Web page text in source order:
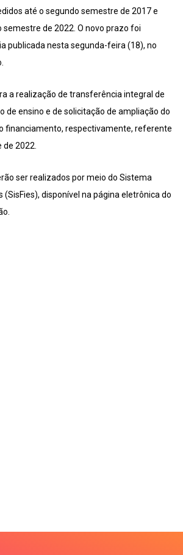
até o segundo semestre de 2017 e
de 2022. O novo prazo foi
publicada nesta segunda-feira (18), no
a realização de transferência integral de
de ensino e de solicitação de ampliação do
financiamento, respectivamente, referente
de 2022.
ser realizados por meio do Sistema
(SisFies), disponível na página eletrônica do